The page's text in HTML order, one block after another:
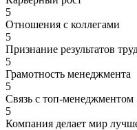
5
Отношения с коллегами
5
Признание результатов
5
Грамотность менеджмента
5
Связь с топ-менеджментом
5
Компания делает мир